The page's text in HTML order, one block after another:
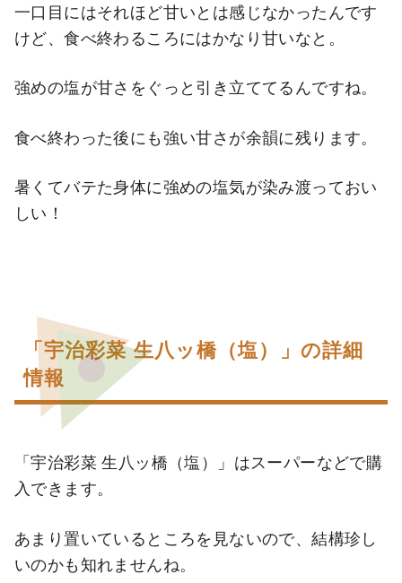
一口目にはそれほど甘いとは感じなかったんです
けど、食べ終わるころにはかなり甘いなと。
強めの塩が甘さをぐっと引き立ててるんですね。
食べ終わった後にも強い甘さが余韻に残ります。
暑くてバテた身体に強めの塩気が染み渡っておい
しい！
「宇治彩菜 生八ッ橋（塩）」の詳細
情報
「宇治彩菜 生八ッ橋（塩）」はスーパーなどで購
入できます。
あまり置いているところを見ないので、結構珍し
いのかも知れませんね。